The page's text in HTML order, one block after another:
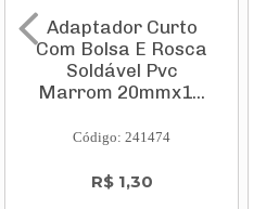
Adaptador Curto
Com Bolsa E Rosca
Soldável Pvc
Marrom 20mmx1...
Código: 241474
R$ 1,30